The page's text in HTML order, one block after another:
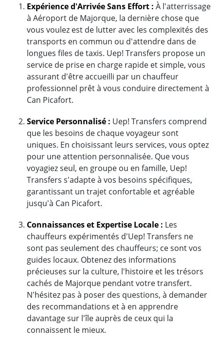
Expérience d'Arrivée Sans Effort : À l'atterrissage
à Aéroport de Majorque, la dernière chose que
vous voulez est de lutter avec les complexités des
transports en commun ou d'attendre dans de
longues files de taxis. Uep! Transfers propose un
service de prise en charge rapide et simple, vous
assurant d'être accueilli par un chauffeur
professionnel prêt à vous conduire directement à
Can Picafort.
Service Personnalisé : Uep! Transfers comprend
que les besoins de chaque voyageur sont
uniques. En choisissant leurs services, vous optez
pour une attention personnalisée. Que vous
voyagiez seul, en groupe ou en famille, Uep!
Transfers s'adapte à vos besoins spécifiques,
garantissant un trajet confortable et agréable
jusqu'à Can Picafort.
Connaissances et Expertise Locale : Les
chauffeurs expérimentés d'Uep! Transfers ne
sont pas seulement des chauffeurs; ce sont vos
guides locaux. Obtenez des informations
précieuses sur la culture, l'histoire et les trésors
cachés de Majorque pendant votre transfert.
N'hésitez pas à poser des questions, à demander
des recommandations et à en apprendre
davantage sur l'île auprès de ceux qui la
connaissent le mieux.